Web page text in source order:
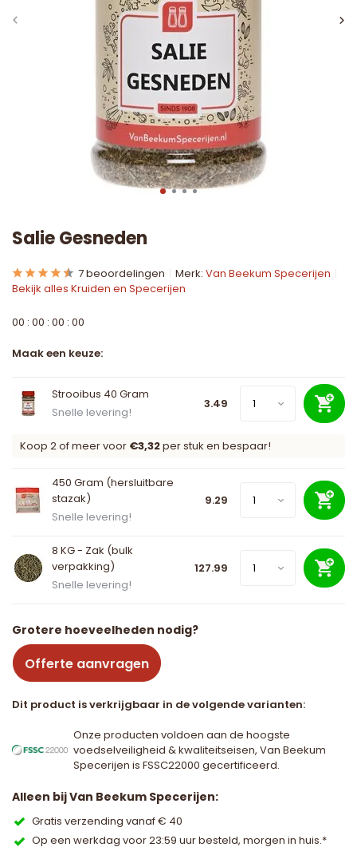
Salie Gesneden
7 beoordelingen Merk: Van Beekum Specerijen
Bekijk alles Kruiden en Specerijen
00 : 00 : 00 : 00
Maak een keuze:
Strooibus 40 Gram
Snelle levering!
3.49
Koop 2 of meer voor €3,32per stuk en bespaar!
450 Gram (hersluitbare
stazak)
Snelle levering!
9.29
8 KG - Zak (bulk
verpakking)
Snelle levering!
127.99
Grotere hoeveelheden nodig?
Offerte aanvragen
Dit product is verkrijgbaar in de volgende varianten:
Onze producten voldoen aan de hoogste
voedselveiligheid & kwaliteitseisen, Van Beekum
Specerijen is FSSC22000 gecertificeerd.
Alleen bij Van Beekum Specerijen:
Gratis verzending vanaf € 40
Op een werkdag voor 23:59 uur besteld, morgen in huis.*